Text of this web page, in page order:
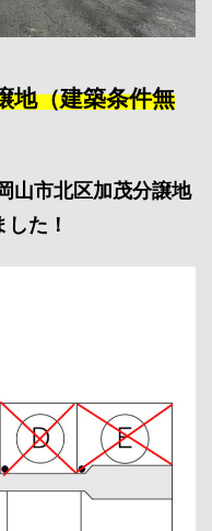
地（建築条件無
山市北区加茂分譲地
た！